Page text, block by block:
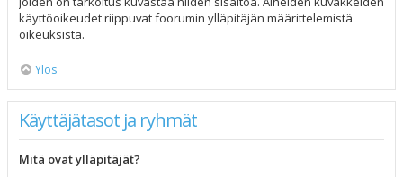
käyttöoikeudet riippuvat foorumin ylläpitäjän määrittelemistä
oikeuksista.
Ylös
Käyttäjätasot ja ryhmät
Mitä ovat ylläpitäjät?